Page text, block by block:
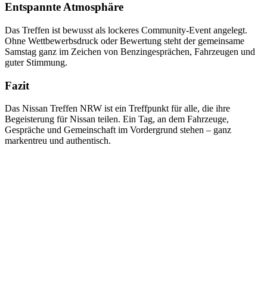
Entspannte Atmosphäre
Das Treffen ist bewusst als lockeres Community-Event angelegt.
Ohne Wettbewerbsdruck oder Bewertung steht der gemeinsame
Samstag ganz im Zeichen von Benzingesprächen, Fahrzeugen und
guter Stimmung.
Fazit
Das Nissan Treffen NRW ist ein Treffpunkt für alle, die ihre
Begeisterung für Nissan teilen. Ein Tag, an dem Fahrzeuge,
Gespräche und Gemeinschaft im Vordergrund stehen – ganz
markentreu und authentisch.